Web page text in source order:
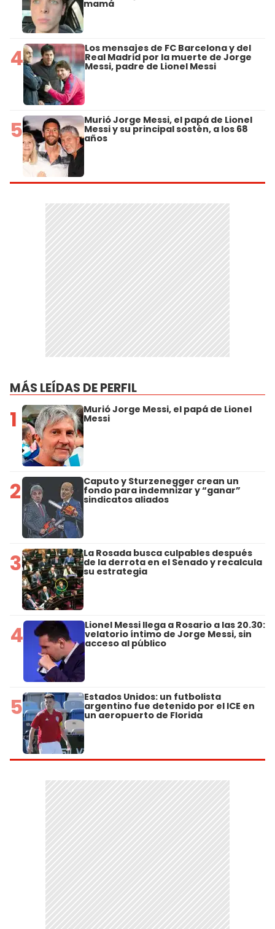
mamá
4 Los mensajes de FC Barcelona y del
Real Madrid por la muerte de Jorge
Messi, padre de Lionel Messi
5 Murió Jorge Messi, el papá de Lionel
Messi y su principal sostén, a los 68
años
MÁS LEÍDAS DE PERFIL
1 Murió Jorge Messi, el papá de Lionel
Messi
2 Caputo y Sturzenegger crean un
fondo para indemnizar y “ganar”
sindicatos aliados
3 La Rosada busca culpables después
de la derrota en el Senado y recalcula
su estrategia
4 Lionel Messi llega a Rosario a las 20.30:
velatorio íntimo de Jorge Messi, sin
acceso al público
5 Estados Unidos: un futbolista
argentino fue detenido por el ICE en
un aeropuerto de Florida